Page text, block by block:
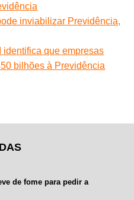
inviabilizar Previdência,
identifica que empresas
bilhões à Previdência
de fome para pedir a